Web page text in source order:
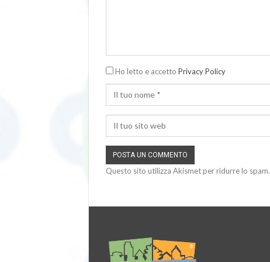
Ho letto e accetto Privacy Policy
Questo sito utilizza Akismet per ridurre lo spam.